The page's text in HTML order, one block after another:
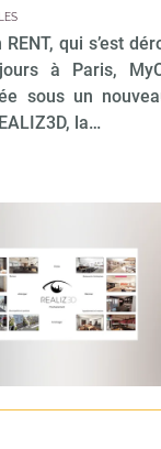
qui s’est
à Paris,
sous un
la…